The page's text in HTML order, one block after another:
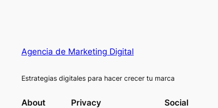
Agencia de Marketing Digital
Estrategias digitales para hacer crecer tu marca
About Privacy Social